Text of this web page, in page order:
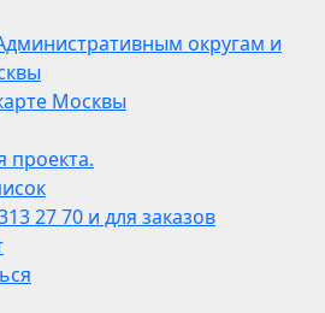
округам и
Москвы
проекта.
27 70 и для заказов